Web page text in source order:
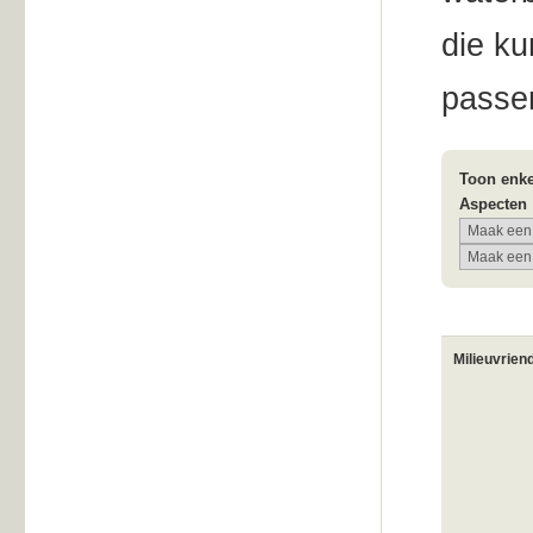
die
Toon
Aspecten